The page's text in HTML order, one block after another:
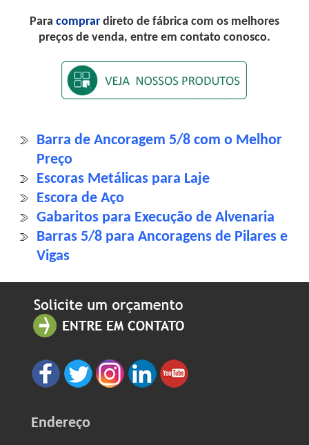
Para comprar direto de fábrica com os melhores
preços de venda, entre em contato conosco.
Barra de Ancoragem 5/8 com o Melhor
Preço
Escoras Metálicas para Laje
Escora de Aço
Gabaritos para Execução de Alvenaria
Barras 5/8 para Ancoragens de Pilares e
Vigas
Endereço